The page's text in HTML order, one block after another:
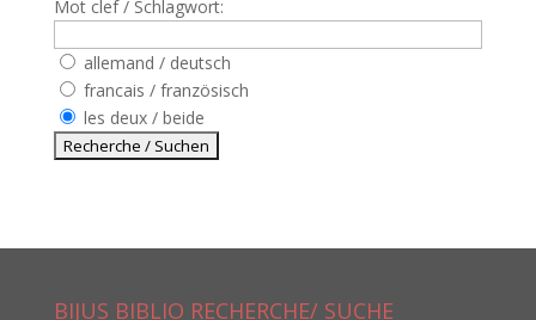
Mot clef / Schlagwort:
allemand / deutsch
francais / französisch
les deux / beide
BIJUS BIBLIO RECHERCHE/ SUCHE